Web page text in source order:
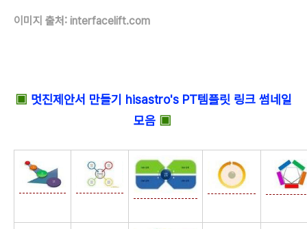
이미지 출처: interfacelift.com
▣ 멋진제안서 만들기 hisastro's PT템플릿 링크 썸네일
모음▣